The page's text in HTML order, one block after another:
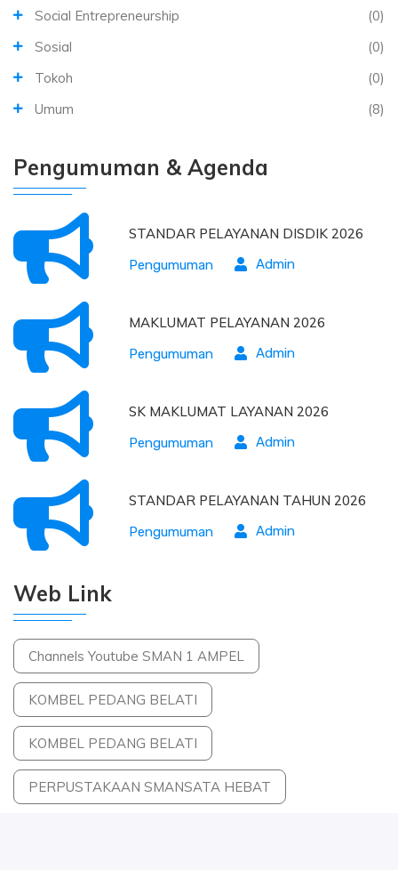
Social Entrepreneurship
(0)
Sosial
(0)
Tokoh
(0)
Umum
(8)
Pengumuman & Agenda
STANDAR PELAYANAN DISDIK 2026
Pengumuman Admin
MAKLUMAT PELAYANAN 2026
Pengumuman Admin
SK MAKLUMAT LAYANAN 2026
Pengumuman Admin
STANDAR PELAYANAN TAHUN 2026
Pengumuman Admin
Web Link
Channels Youtube SMAN 1 AMPEL
KOMBEL PEDANG BELATI
KOMBEL PEDANG BELATI
PERPUSTAKAAN SMANSATA HEBAT